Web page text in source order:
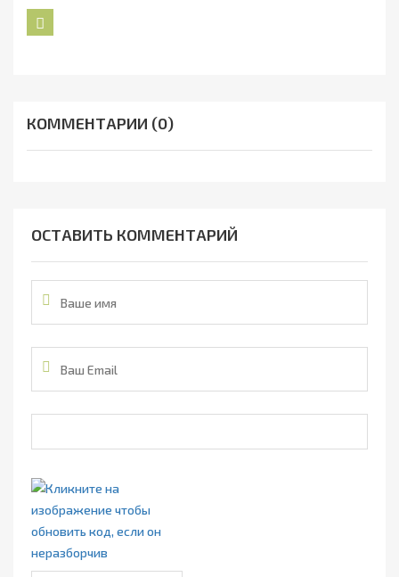
КОММЕНТАРИИ (0)
ОСТАВИТЬ КОММЕНТАРИЙ